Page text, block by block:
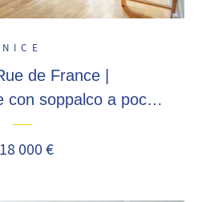
NICE
de France |
con soppalco a pochi
des Anglais
000 €